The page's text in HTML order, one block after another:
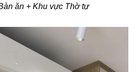
ăn + Khu vực Thờ tự